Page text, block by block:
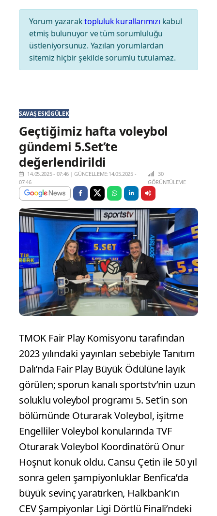
Yorum yazaraktopluluk kurallarımızı kabul
etmiş bulunuyor ve tüm sorumluluğu
üstleniyorsunuz. Yazılan yorumlardan
sitemiz hiçbir şekilde sorumlu tutulamaz.
SAVAŞ ESKIGÜLEK
Geçtiğimiz hafta voleybol
gündemi 5.Set’te
değerlendirildi
14.05.2025 - 07:46 |GÜNCELLEME:14.05.2025 -
07:46
30
GÖRÜNTÜLEME
TMOK Fair Play Komisyonu tarafından
2023 yılındaki yayınları sebebiyle Tanıtım
Dalı’nda Fair Play Büyük Ödülüne layık
görülen; sporun kanalı sportstv’nin uzun
soluklu voleybol programı 5. Set’in son
bölümünde Oturarak Voleybol, işitme
Engelliler Voleybol konularında TVF
Oturarak Voleybol Koordinatörü Onur
Hoşnut konuk oldu. Cansu Çetin ile 50 yıl
sonra gelen şampiyonluklar Benfica’da
büyük sevinç yaratırken, Halkbank’ın
CEV Şampiyonlar Ligi Dörtlü Finali’ndeki